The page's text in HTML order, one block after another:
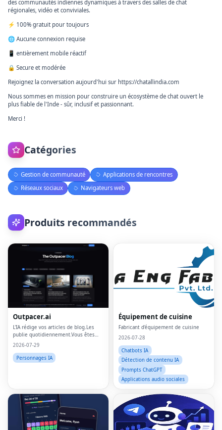
des communautés indiennes dynamiques à travers des salles de chat
régionales, vidéo et conviviales.
⚡ 100% gratuit pour toujours
🌐 Aucune connexion requise
📱 entièrement mobile réactif
🔒 Secure et modérée
Rejoignez la conversation aujourd'hui sur https://chatallindia.com
Nous sommes en mission pour construire un écosystème de chat ouvert le
plus fiable de l'Inde - sûr, inclusif et passionnant.
Merci !
Catégories
Gestion de communauté
Applications de rencontres
Réseaux sociaux
Navigateurs web
Produits recommandés
Outpacer.ai
L'IA rédige vos articles de blog.Les
publie quotidiennement.Vous êtes
classé sur Google et ChatGPT
2026-07-29
Personnages IA
Équipement de cuisine
Fabricant d'équipement de cuisine
2026-07-28
Chatbots IA
Détection de contenu IA
Prompts ChatGPT
Applications audio sociales